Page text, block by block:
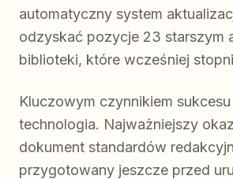
automatyczny system
odzyskać pozycje 23 starszym
biblioteki, które wcześniej
Kluczowym czynnikiem sukcesu
technologia. Najważniejszy
dokument standardów
przygotowany jeszcze przed